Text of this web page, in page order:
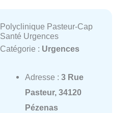
Polyclinique Pasteur-Cap
Santé Urgences
Catégorie : Urgences
Adresse : 3 Rue
Pasteur, 34120
Pézenas